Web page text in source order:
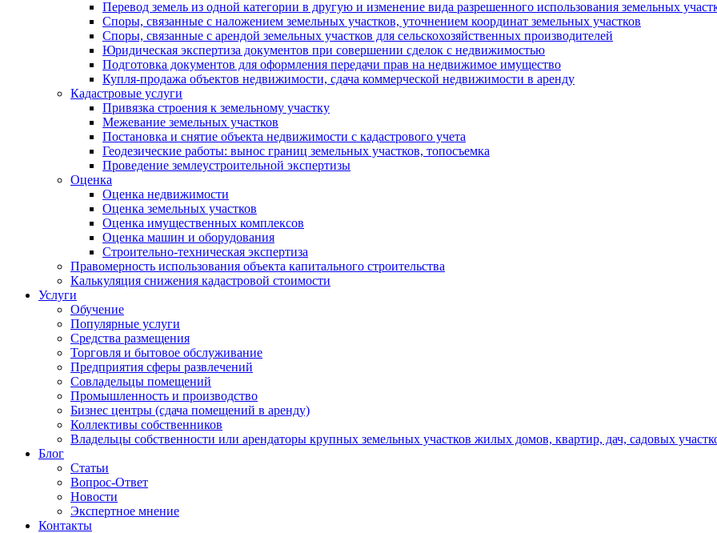
Перевод земель из одной категории в другую и изменение вида разрешенного использования земельных
Споры, связанные с наложением земельных участков, уточнением координат земельных участков
Споры, связанные с арендой земельных участков для сельскохозяйственных производителей
Юридическая экспертиза документов при совершении сделок с недвижимостью
Подготовка документов для оформления передачи прав на недвижимое имущество
Купля-продажа объектов недвижимости, сдача коммерческой недвижимости в аренду
Кадастровые услуги
Привязка строения к земельному участку
Межевание земельных участков
Постановка и снятие объекта недвижимости с кадастрового учета
Геодезические работы: вынос границ земельных участков, топосъемка
Проведение землеустроительной экспертизы
Оценка
Оценка недвижимости
Оценка земельных участков
Оценка имущественных комплексов
Оценка машин и оборудования
Строительно-техническая экспертиза
Правомерность использования объекта капитального строительства
Калькуляция снижения кадастровой стоимости
Услуги
Обучение
Популярные услуги
Средства размещения
Торговля и бытовое обслуживание
Предприятия сферы развлечений
Совладельцы помещений
Промышленность и производство
Бизнес центры (сдача помещений в аренду)
Коллективы собственников
Владельцы собственности или арендаторы крупных земельных участков жилых домов, квартир, дач, садовых
Блог
Статьи
Вопрос-Ответ
Новости
Экспертное мнение
Контакты